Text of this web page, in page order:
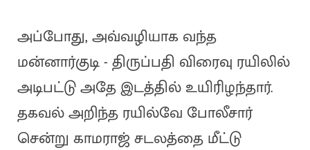
அப்போது, அவ்வழியாக வந்த
மன்னார்குடி - திருப்பதி விரைவு ரயிலில்
அடிபட்டு அதே இடத்தில் உயிரிழந்தார்.
தகவல் அறிந்த ரயில்வே போலீசார்
சென்று காமராஜ் சடலத்தை மீட்டு